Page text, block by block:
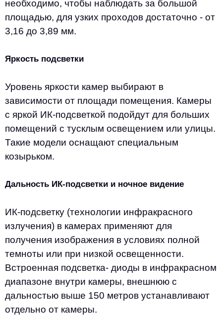
необходимо, чтобы наблюдать за большой
площадью, для узких проходов достаточно - от
3,16 до 3,89 мм.
Яркость подсветки
Уровень яркости камер выбирают в
зависимости от площади помещения. Камеры
с яркой ИК-подсветкой подойдут для больших
помещений с тусклым освещением или улицы.
Такие модели оснащают специальным
козырьком.
Дальность ИК-подсветки и ночное видение
ИК-подсветку (технологии инфракрасного
излучения) в камерах применяют для
получения изображения в условиях полной
темноты или при низкой освещенности.
Встроенная подсветка- диоды в инфракрасном
диапазоне внутри камеры, внешнюю с
дальностью выше 150 метров устанавливают
отдельно от камеры.